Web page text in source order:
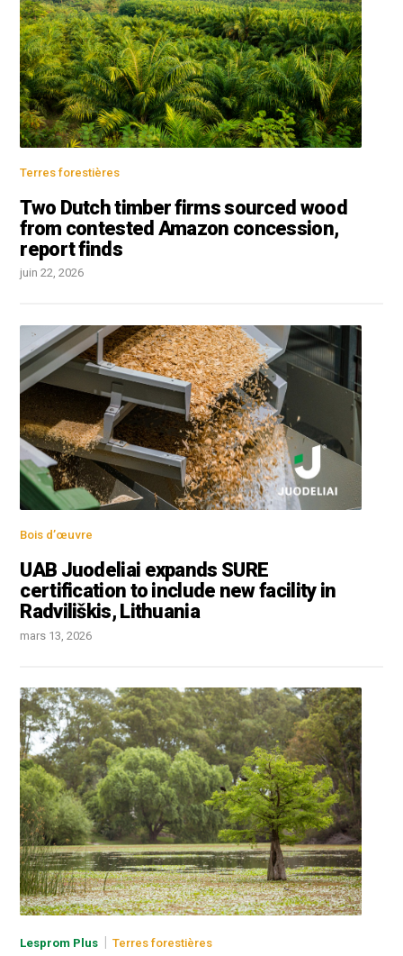
Terres forestières
Two Dutch timber firms sourced wood
from contested Amazon concession,
report finds
juin 22, 2026
Bois d’œuvre
UAB Juodeliai expands SURE
certification to include new facility in
Radviliškis, Lithuania
mars 13, 2026
Lesprom Plus Terres forestières